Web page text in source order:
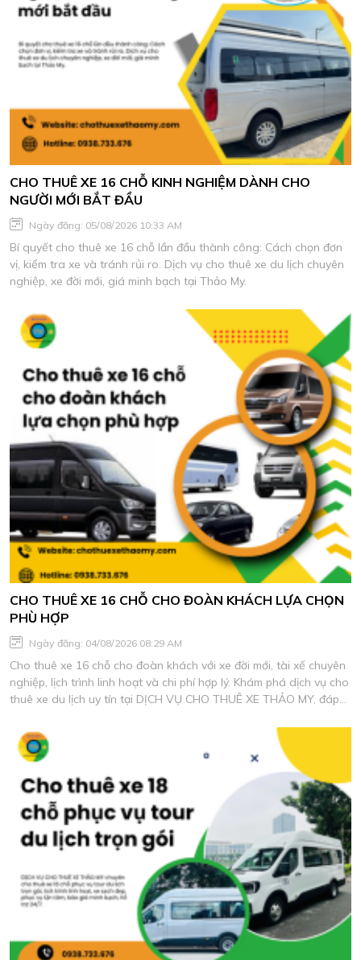
CHO THUÊ XE 16 CHỖ KINH NGHIỆM DÀNH CHO
NGƯỜI MỚI BẮT ĐẦU
Ngày đăng: 05/08/2026 10:33 AM
Bí quyết cho thuê xe 16 chỗ lần đầu thành công: Cách chọn đơn
vị, kiểm tra xe và tránh rủi ro. Dịch vụ cho thuê xe du lịch chuyên
nghiệp, xe đời mới, giá minh bạch tại Thảo My.
CHO THUÊ XE 16 CHỖ CHO ĐOÀN KHÁCH LỰA CHỌN
PHÙ HỢP
Ngày đăng: 04/08/2026 08:29 AM
Cho thuê xe 16 chỗ cho đoàn khách với xe đời mới, tài xế chuyên
nghiệp, lịch trình linh hoạt và chi phí hợp lý. Khám phá dịch vụ cho
thuê xe du lịch uy tín tại DỊCH VỤ CHO THUÊ XE THẢO MY, đáp